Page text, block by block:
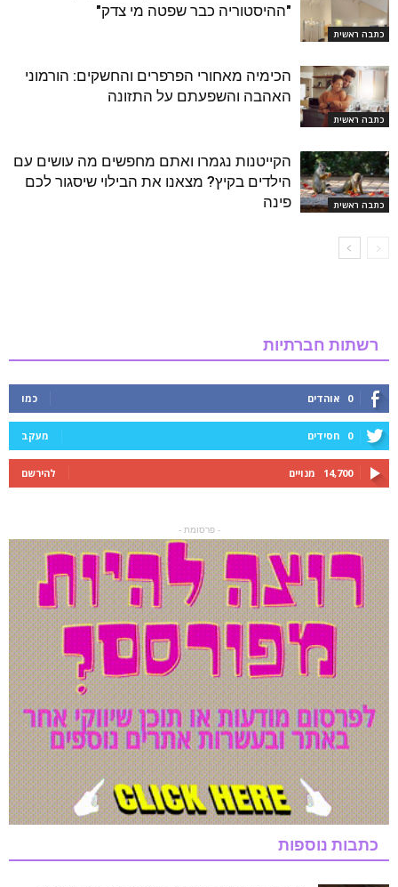
כתבה ראשית
"ההיסטוריה כבר שפטה מי צדק"
כתבה ראשית
הכימיה מאחורי הפרפרים והחשקים: הורמוני
האהבה והשפעתם על התזונה
כתבה ראשית
הקייטנות נגמרו ואתם מחפשים מה עושים עם
הילדים בקיץ? מצאנו את הבילוי שיסגור לכם
פינה
רשתות חברתיות
0 אוהדים כמו
0 חסידים מעקב
14,700 מנויים להירשם
- פרסומת -
כתבות נוספות